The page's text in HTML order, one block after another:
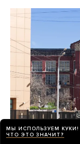
МЫ ИСПОЛЬЗУЕМ КУКИ!
ЧТО ЭТО ЗНАЧИТ?